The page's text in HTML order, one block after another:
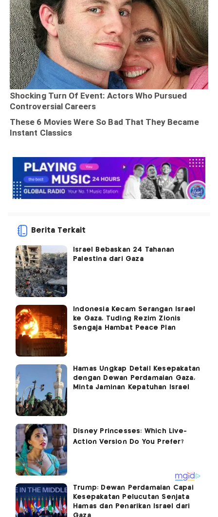
Berita Terkait
Israel Bebaskan 24 Tahanan
Palestina dari Gaza
Indonesia Kecam Serangan Israel
ke Gaza, Tuding Rezim Zionis
Sengaja Hambat Peace Plan
Hamas Ungkap Detail Kesepakatan
dengan Dewan Perdamaian Gaza,
Minta Jaminan Kepatuhan Israel
Trump: Dewan Perdamaian Capai
Kesepakatan Pelucutan Senjata
Hamas dan Penarikan Israel dari
Gaza